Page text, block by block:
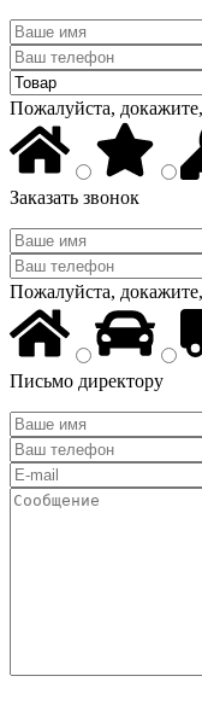
Пожалуйста,
Заказать звонок
Пожалуйста,
Письмо директору